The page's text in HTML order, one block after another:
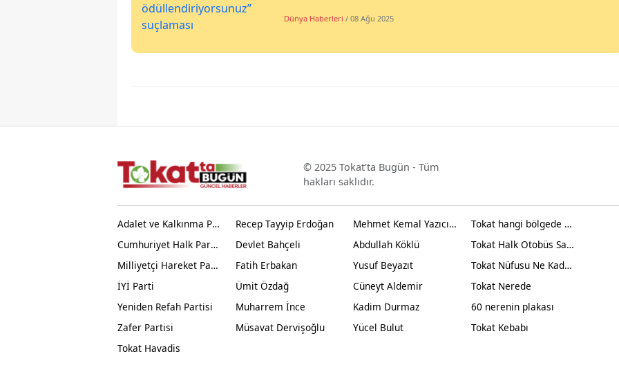
Dünya Haberleri / 08 Ağu 2025
© 2025 Tokat'ta Bugün - Tüm
hakları saklıdır.
Adalet ve Kalkınma Partisi
Cumhuriyet Halk Partisi
Milliyetçi Hareket Partisi
İYİ Parti
Yeniden Refah Partisi
Zafer Partisi
Tokat Havadis
Recep Tayyip Erdoğan
Devlet Bahçeli
Fatih Erbakan
Ümit Özdağ
Muharrem İnce
Müsavat Dervişoğlu
Mehmet Kemal Yazıcıoğlu
Abdullah Köklü
Yusuf Beyazıt
Cüneyt Aldemir
Kadim Durmaz
Yücel Bulut
Tokat hangi bölgede yer alır?
Tokat Halk Otobüs Saatleri
Tokat Nüfusu Ne Kadar 2024
Tokat Nerede
60 nerenin plakası
Tokat Kebabı